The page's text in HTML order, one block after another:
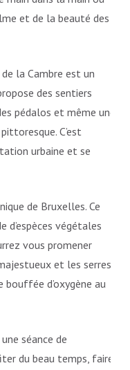
et de la beauté des
la Cambre est un
des sentiers
pédalos et même une
C’est
urbaine et se
de Bruxelles. Ce
d’espèces végétales
vous promener
et les serres
d’oxygène au
séance de
du beau temps, faire